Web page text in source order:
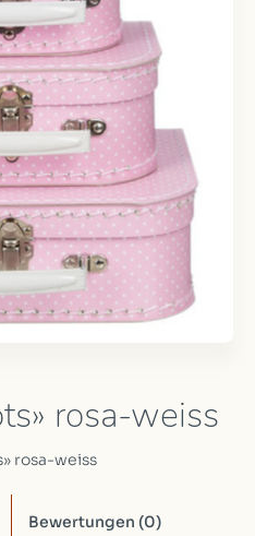
rosa-weiss
rosa-weiss
Bewertungen (0)